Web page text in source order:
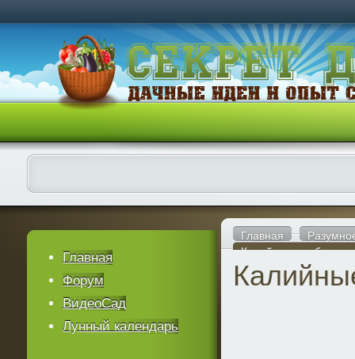
Главная
Калийные удобрения
Главная
Форум
ВидеоСад
Лунный календарь